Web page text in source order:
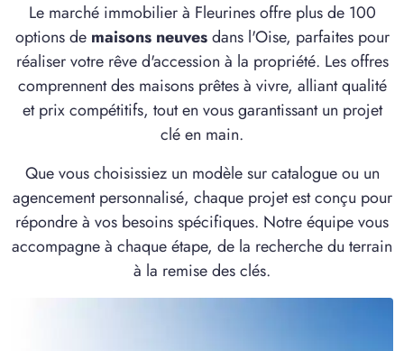
1 OFFRE MAISON ET TERRAIN
àPont-Sainte-Maxence(60700)
2 OFFRES MAISON ET TERRAIN
Pontarmé (60520)
2 OFFRES MAISON ET TERRAIN
1 OFFRE MAISON ET TERRAIN
àRivecourt(60126)
1 OFFRE MAISON ET TERRAIN
(60810)
1 OFFRE MAISON ET TERRAIN
Le marché immobilier à Fleurines offre plus de 100
options de maisons neuvesdans l'Oise, parfaites pour
réaliser votre rêve d'accession à la propriété. Les offres
comprennent des maisons prêtes à vivre, alliant qualité
et prix compétitifs, tout en vous garantissant un projet
clé en main.
Que vous choisissiez un modèle sur catalogue ou un
agencement personnalisé, chaque projet est conçu pour
répondre à vos besoins spécifiques. Notre équipe vous
accompagne à chaque étape, de la recherche du terrain
à la remise des clés.